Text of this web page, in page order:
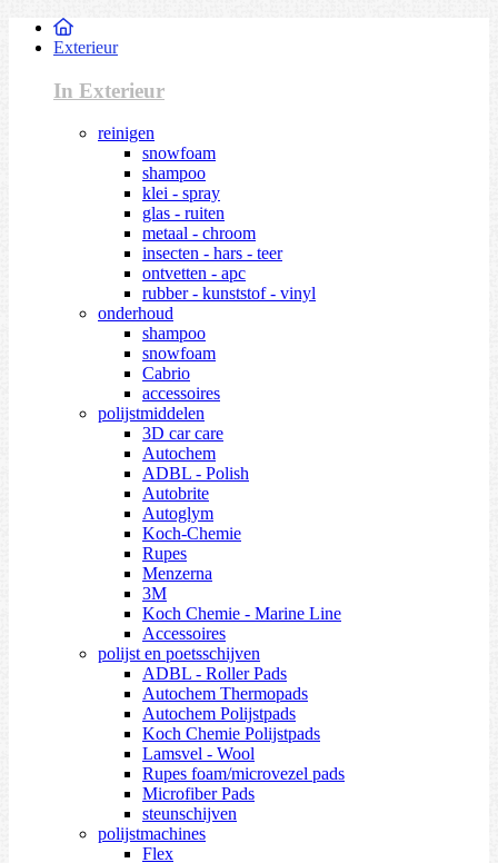
Exterieur
In Exterieur
reinigen
snowfoam
shampoo
klei - spray
glas - ruiten
metaal - chroom
insecten - hars - teer
ontvetten - apc
rubber - kunststof - vinyl
onderhoud
shampoo
snowfoam
Cabrio
accessoires
polijstmiddelen
3D car care
Autochem
ADBL - Polish
Autobrite
Autoglym
Koch-Chemie
Rupes
Menzerna
3M
Koch Chemie - Marine Line
Accessoires
polijst en poetsschijven
ADBL - Roller Pads
Autochem Thermopads
Autochem Polijstpads
Koch Chemie Polijstpads
Lamsvel - Wool
Rupes foam/microvezel pads
Microfiber Pads
steunschijven
polijstmachines
Flex